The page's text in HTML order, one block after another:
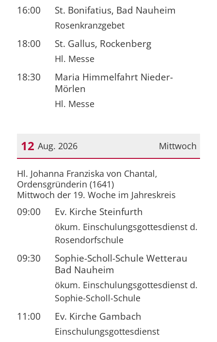
16:00 St. Bonifatius, Bad Nauheim
Rosenkranzgebet
18:00 St. Gallus, Rockenberg
Hl. Messe
18:30
Maria Himmelfahrt Nieder-
Mörlen
Hl. Messe
Mittwoch
12 Aug. 2026
Datum: 12. August 2026
Hl. Johanna Franziska von Chantal,
Ordensgründerin (1641)
Mittwoch der 19. Woche im Jahreskreis
09:00 Ev. Kirche Steinfurth
ökum. Einschulungsgottesdienst d.
Rosendorfschule
09:30
Sophie-Scholl-Schule Wetterau
Bad Nauheim
ökum. Einschulungsgottesdienst d.
Sophie-Scholl-Schule
11:00 Ev. Kirche Gambach
Einschulungsgottesdienst